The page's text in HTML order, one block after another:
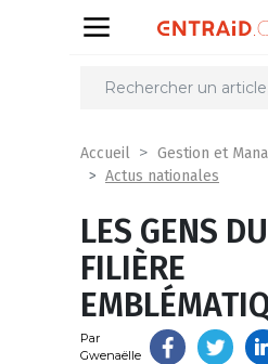
Partager
Accueil
Gestion et
Actus nationales
LES GENS
FILIÈRE
Par
Gwenaëlle